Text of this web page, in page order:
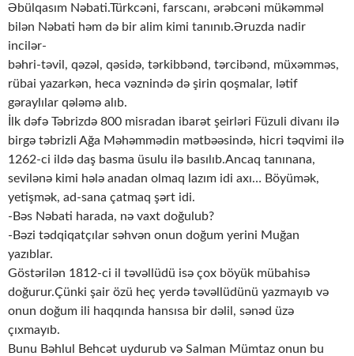
Əbülqasım Nəbati.Türkcəni, farscanı, ərəbcəni mükəmməl
bilən Nəbati həm də bir alim kimi tanınıb.Əruzda nadir
incilər-
bəhri-təvil, qəzəl, qəsidə, tərkibbənd, tərcibənd, müxəmməs,
rübai yazarkən, heca vəznində də şirin qoşmalar, lətif
gəraylılar qələmə alıb.
İlk dəfə Təbrizdə 800 misradan ibarət şeirləri Füzuli divanı ilə
birgə təbrizli Ağa Məhəmmədin mətbəəsində, hicri təqvimi ilə
1262-ci ildə daş basma üsulu ilə basılıb.Ancaq tanınana,
sevilənə kimi hələ anadan olmaq lazım idi axı… Böyümək,
yetişmək, ad-sana çatmaq şərt idi.
-Bəs Nəbati harada, nə vaxt doğulub?
-Bəzi tədqiqatçılar səhvən onun doğum yerini Muğan
yazıblar.
Göstərilən 1812-ci il təvəllüdü isə çox böyük mübahisə
doğurur.Çünki şair özü heç yerdə təvəllüdünü yazmayıb və
onun doğum ili haqqında hansısa bir dəlil, sənəd üzə
çıxmayıb.
Bunu Bəhlul Behcət uydurub və Salman Mümtaz onun bu